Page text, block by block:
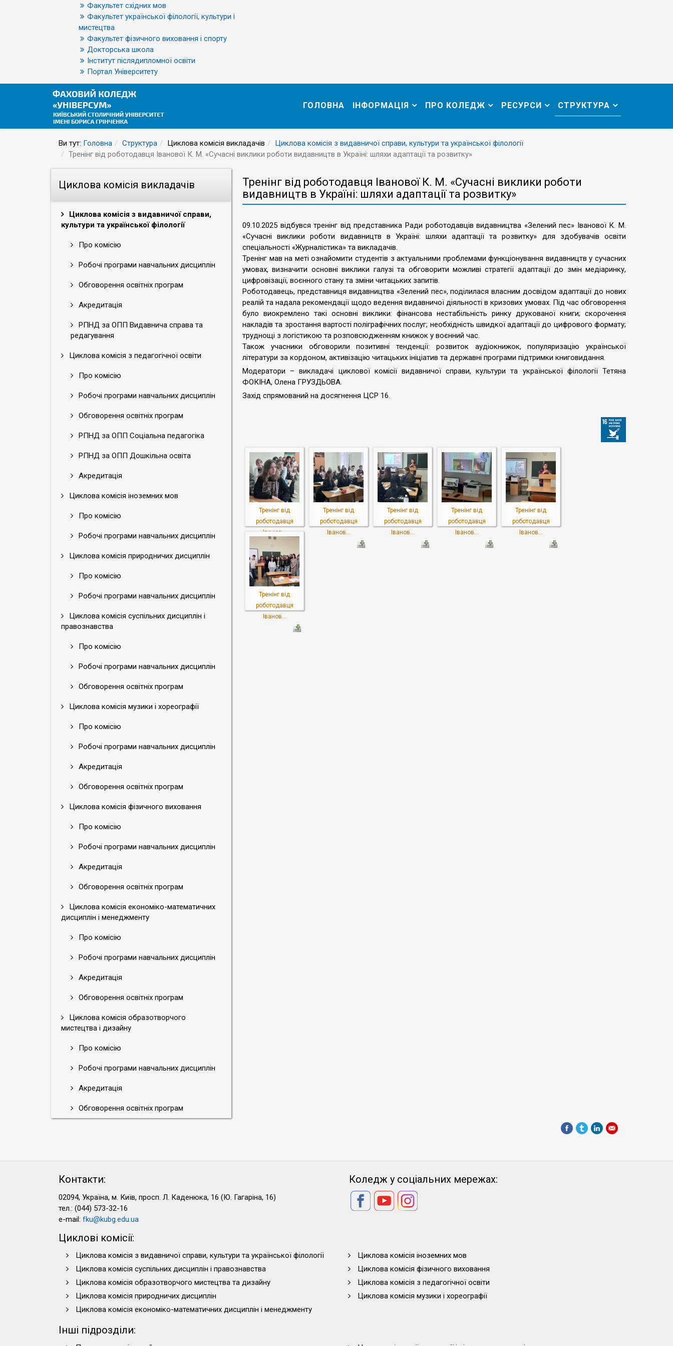
Факультет східних мов
Факультет української філології, культури і
мистецтва
Факультет фізичного виховання і спорту
Докторська школа
Інститут післядипломної освіти
Портал Університету
ГОЛОВНА ІНФОРМАЦІЯ ПРО КОЛЕДЖ РЕСУРСИ СТРУКТУРА
Ви тут: Головна Структура Циклова комісія викладачів
Циклова комісія з видавничої справи, культури та української філології
Тренінг від роботодавця Іванової К. М. «Сучасні виклики роботи видавництв в Україні: шляхи адаптації та розвитку»
Циклова комісія викладачів
Циклова комісія з видавничої справи,
культури та української філології
Про комісію
Робочі програми навчальних дисциплін
Обговорення освітніх програм
Акредитація
РПНД за ОПП Видавнича справа та
редагування
Циклова комісія з педагогічної освіти
Про комісію
Робочі програми навчальних дисциплін
Обговорення освітніх програм
РПНД за ОПП Соціальна педагогіка
РПНД за ОПП Дошкільна освіта
Акредитація
Циклова комісія іноземних мов
Про комісію
Робочі програми навчальних дисциплін
Циклова комісія природничих дисциплін
Про комісію
Робочі програми навчальних дисциплін
Циклова комісія суспільних дисциплін і
правознавства
Про комісію
Робочі програми навчальних дисциплін
Обговорення освітніх програм
Циклова комісія музики і хореографії
Про комісію
Робочі програми навчальних дисциплін
Акредитація
Обговорення освітніх програм
Циклова комісія фізичного виховання
Про комісію
Робочі програми навчальних дисциплін
Акредитація
Обговорення освітніх програм
Циклова комісія економіко-математичних
дисциплін і менеджменту
Про комісію
Робочі програми навчальних дисциплін
Акредитація
Обговорення освітніх програм
Циклова комісія образотворчого
мистецтва і дизайну
Про комісію
Робочі програми навчальних дисциплін
Акредитація
Обговорення освітніх програм
Тренінг від роботодавця Іванової К. М. «Сучасні виклики роботи
видавництв в Україні: шляхи адаптації та розвитку»
09.10.2025 відбувся тренінг від представника Ради роботодавців видавництва «Зелений пес» Іванової К. М.
«Сучасні виклики роботи видавництв в Україні: шляхи адаптації та розвитку» для здобувачів освіти
спеціальності «Журналістика» та викладачів.
Тренінг мав на меті ознайомити студентів з актуальними проблемами функціонування видавництв у сучасних
умовах, визначити основні виклики галузі та обговорити можливі стратегії адаптації до змін медіаринку,
цифровізації, воєнного стану та зміни читацьких запитів.
Роботодавець, представниця видавництва «Зелений пес», поділилася власним досвідом адаптації до нових
реалій та надала рекомендації щодо ведення видавничої діяльності в кризових умовах. Під час обговорення
було виокремлено такі основні виклики: фінансова нестабільність ринку друкованої книги; скорочення
накладів та зростання вартості поліграфічних послуг; необхідність швидкої адаптації до цифрового формату;
труднощі з логістикою та розповсюдженням книжок у воєнний час.
Також учасники обговорили позитивні тенденції: розвиток аудіокнижок, популяризацію української
літератури за кордоном, активізацію читацьких ініціатив та державні програми підтримки книговидання.
Модератори – викладачі циклової комісії видавничої справи, культури та української філології Тетяна
ФОКІНА, Олена ГРУЗДЬОВА.
Захід спрямований на досягнення ЦСР 16.
Тренінг від
роботодавця
Іванов...
Тренінг від
роботодавця
Іванов...
Тренінг від
роботодавця
Іванов...
Тренінг від
роботодавця
Іванов...
Тренінг від
роботодавця
Іванов...
Тренінг від
роботодавця
Іванов...
Контакти:
02094, Україна, м. Київ, просп. Л. Каденюка, 16 (Ю. Гагаріна, 16)
тел.: (044) 573-32-16
e-mail: fku@kubg.edu.ua
Коледж у соціальних мережах:
Циклові комісії:
Циклова комісія з видавничої справи, культури та української філології
Циклова комісія іноземних мов
Циклова комісія суспільних дисциплін і правознавства
Циклова комісія фізичного виховання
Циклова комісія образотворчого мистецтва та дизайну
Циклова комісія з педагогічної освіти
Циклова комісія природничих дисциплін
Циклова комісія музики і хореографії
Циклова комісія економіко-математичних дисциплін і менеджменту
Інші підрозділи: